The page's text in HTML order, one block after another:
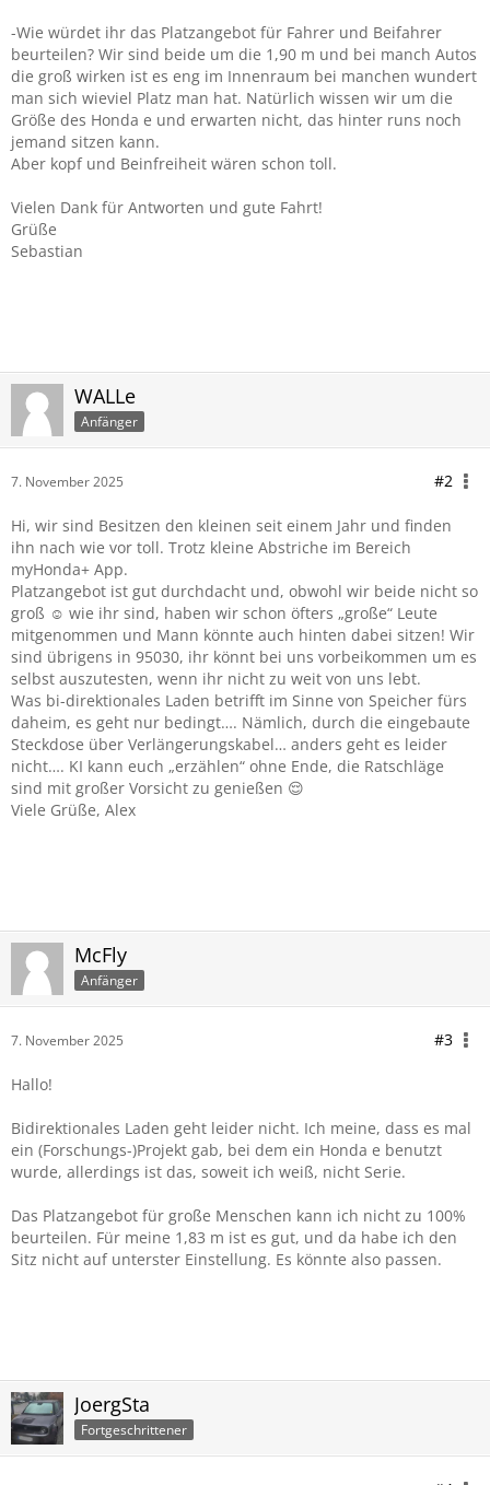
-Wie würdet ihr das Platzangebot für Fahrer und Beifahrer
beurteilen? Wir sind beide um die 1,90 m und bei manch Autos
die groß wirken ist es eng im Innenraum bei manchen wundert
man sich wieviel Platz man hat. Natürlich wissen wir um die
Größe des Honda e und erwarten nicht, das hinter runs noch
jemand sitzen kann.
Aber kopf und Beinfreiheit wären schon toll.
Vielen Dank für Antworten und gute Fahrt!
Grüße
Sebastian
WALLe
Anfänger
7. November 2025 #2
Hi, wir sind Besitzen den kleinen seit einem Jahr und finden
ihn nach wie vor toll. Trotz kleine Abstriche im Bereich
myHonda+ App.
Platzangebot ist gut durchdacht und, obwohl wir beide nicht so
groß ☺️ wie ihr sind, haben wir schon öfters „große“ Leute
mitgenommen und Mann könnte auch hinten dabei sitzen! Wir
sind übrigens in 95030, ihr könnt bei uns vorbeikommen um es
selbst auszutesten, wenn ihr nicht zu weit von uns lebt.
Was bi-direktionales Laden betrifft im Sinne von Speicher fürs
daheim, es geht nur bedingt…. Nämlich, durch die eingebaute
Steckdose über Verlängerungskabel… anders geht es leider
nicht…. KI kann euch „erzählen“ ohne Ende, die Ratschläge
sind mit großer Vorsicht zu genießen 😌
Viele Grüße, Alex
McFly
Anfänger
7. November 2025 #3
Hallo!
Bidirektionales Laden geht leider nicht. Ich meine, dass es mal
ein (Forschungs-)Projekt gab, bei dem ein Honda e benutzt
wurde, allerdings ist das, soweit ich weiß, nicht Serie.
Das Platzangebot für große Menschen kann ich nicht zu 100%
beurteilen. Für meine 1,83 m ist es gut, und da habe ich den
Sitz nicht auf unterster Einstellung. Es könnte also passen.
JoergSta
Fortgeschrittener